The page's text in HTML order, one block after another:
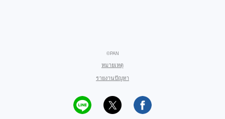
©PAN
หมายเหตุ
รายงานปัญหา